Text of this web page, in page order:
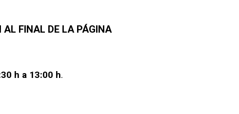
AL FINAL DE LA PÁGINA
h a 13:00 h.